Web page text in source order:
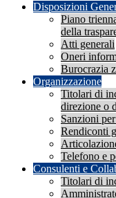
Disposizioni
Piano
della
Atti generali
Oneri
Burocrazia
Organizzazione
Titolari di
direzione o
Sanzioni
Rendiconti
Telefono e
Consulenti e
Titolari di